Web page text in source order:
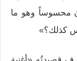
محسوساً وهو ما
كذلك؟»